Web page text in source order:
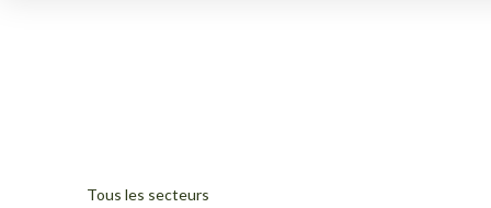
Tous les secteurs